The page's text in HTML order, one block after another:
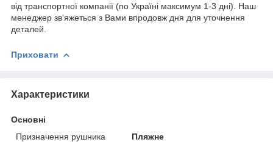
від транспортної компанії (по Україні максимум 1-3 дні). Наш
менеджер зв'яжеться з Вами впродовж дня для уточнення
деталей.
Приховати
Характеристики
Основні
Призначення рушника
Пляжне